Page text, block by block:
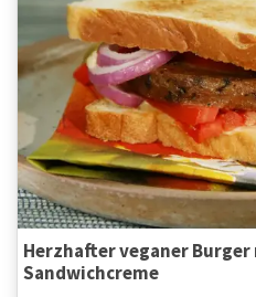
Herzhafter veganer Burger
Sandwichcreme